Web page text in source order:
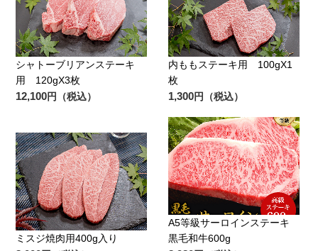
シャトーブリアンステーキ
用 120gX3枚
12,100円（税込）
内ももステーキ用 100gX1
枚
1,300円（税込）
ミスジ焼肉用400g入り
A5等級サーロインステーキ
黒毛和牛600g